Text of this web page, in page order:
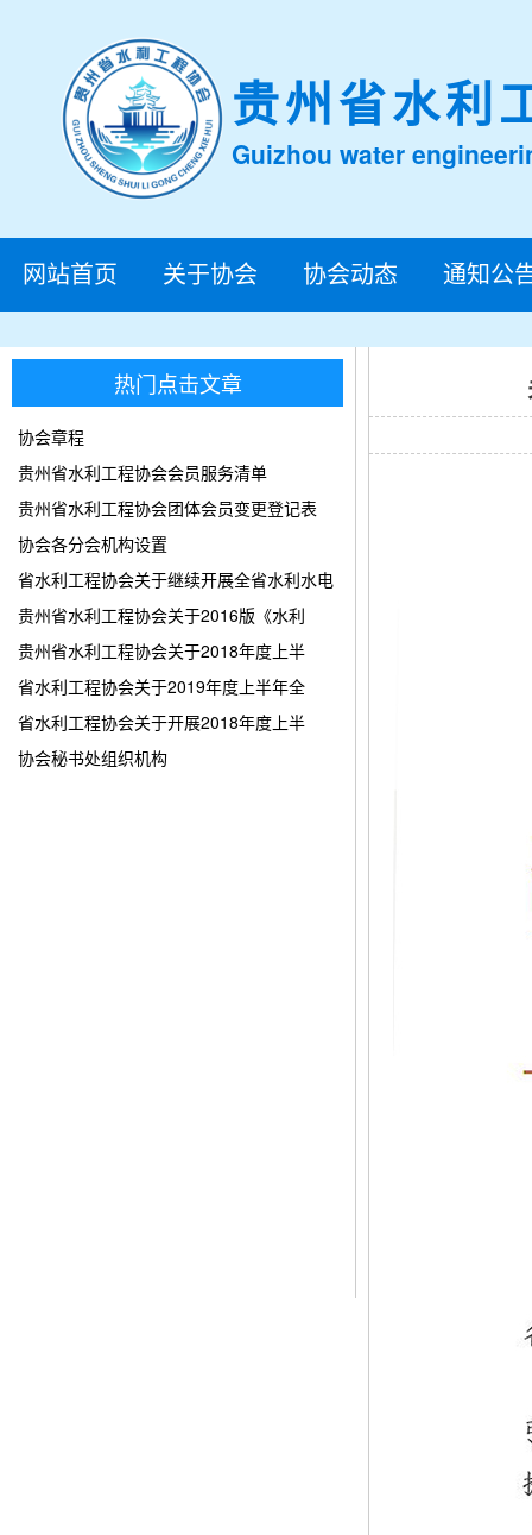
贵州省水利
Guizhou water
网站首页 关于协会 协会动态 通知公
热门点击文章
协会章程
贵州省水利工程协会会员服务清单
贵州省水利工程协会团体会员变更登记表
协会各分会机构设置
省水利工程协会关于继续开展全省水利水电
贵州省水利工程协会关于2016版《水利
贵州省水利工程协会关于2018年度上半
省水利工程协会关于2019年度上半年全
省水利工程协会关于开展2018年度上半
协会秘书处组织机构